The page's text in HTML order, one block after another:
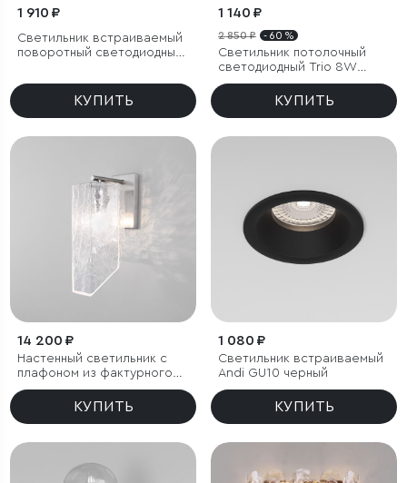
1 910 ₽
Светильник встраиваемый
поворотный светодиодный
Bell 8W 4000K белый
КУПИТЬ
1 140 ₽
2 850 ₽ - 60 %
Светильник потолочный
светодиодный Trio 8W
3000K черный
КУПИТЬ
14 200 ₽
Настенный светильник с
плафоном из фактурного
стекла
КУПИТЬ
1 080 ₽
Светильник встраиваемый
Andi GU10 черный
КУПИТЬ